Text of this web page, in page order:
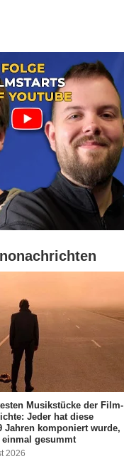
Musikstücke der Film-
Jeder hat diese
Jahren komponiert wurde,
gesummt
2026